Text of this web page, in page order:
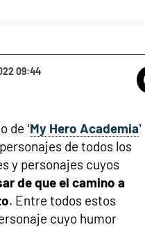
09:44
de ‘My Hero Academia’
de todos los
y personajes cuyos
de que el camino a
. Entre todos estos
cuyo humor